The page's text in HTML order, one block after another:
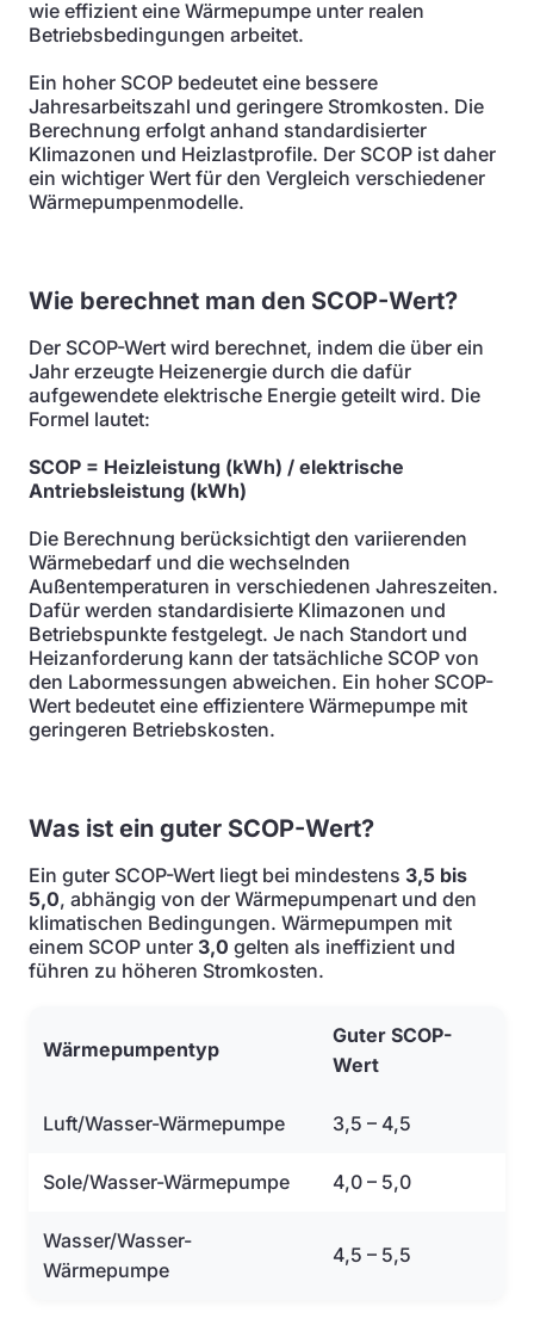
wie effizient eine Wärmepumpe unter realen
Betriebsbedingungen arbeitet.
Ein hoher SCOP bedeutet eine bessere
Jahresarbeitszahl und geringere Stromkosten. Die
Berechnung erfolgt anhand standardisierter
Klimazonen und Heizlastprofile. Der SCOP ist daher
ein wichtiger Wert für den Vergleich verschiedener
Wärmepumpenmodelle.
Wie berechnet man den SCOP-Wert?
Der SCOP-Wert wird berechnet, indem die über ein
Jahr erzeugte Heizenergie durch die dafür
aufgewendete elektrische Energie geteilt wird. Die
Formel lautet:
SCOP = Heizleistung (kWh) / elektrische
Antriebsleistung (kWh)
Die Berechnung berücksichtigt den variierenden
Wärmebedarf und die wechselnden
Außentemperaturen in verschiedenen Jahreszeiten.
Dafür werden standardisierte Klimazonen und
Betriebspunkte festgelegt. Je nach Standort und
Heizanforderung kann der tatsächliche SCOP von
den Labormessungen abweichen. Ein hoher SCOP-
Wert bedeutet eine effizientere Wärmepumpe mit
geringeren Betriebskosten.
Was ist ein guter SCOP-Wert?
Ein guter SCOP-Wert liegt bei mindestens 3,5 bis
5,0, abhängig von der Wärmepumpenart und den
klimatischen Bedingungen. Wärmepumpen mit
einem SCOP unter 3,0 gelten als ineffizient und
führen zu höheren Stromkosten.
Wärmepumpentyp
Guter SCOP-
Wert
Luft/Wasser-Wärmepumpe 3,5 – 4,5
Sole/Wasser-Wärmepumpe 4,0 – 5,0
Wasser/Wasser-
Wärmepumpe
4,5 – 5,5